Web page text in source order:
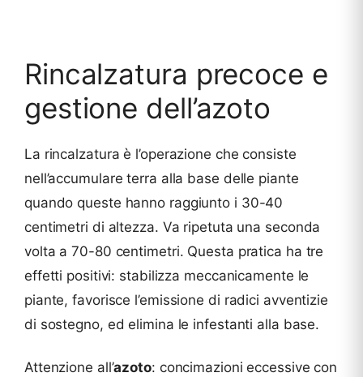
Rincalzatura precoce e
gestione dell’azoto
La rincalzatura è l’operazione che consiste
nell’accumulare terra alla base delle piante
quando queste hanno raggiunto i 30-40
centimetri di altezza. Va ripetuta una seconda
volta a 70-80 centimetri. Questa pratica ha tre
effetti positivi: stabilizza meccanicamente le
piante, favorisce l’emissione di radici avventizie
di sostegno, ed elimina le infestanti alla base.
Attenzione all’azoto: concimazioni eccessive con